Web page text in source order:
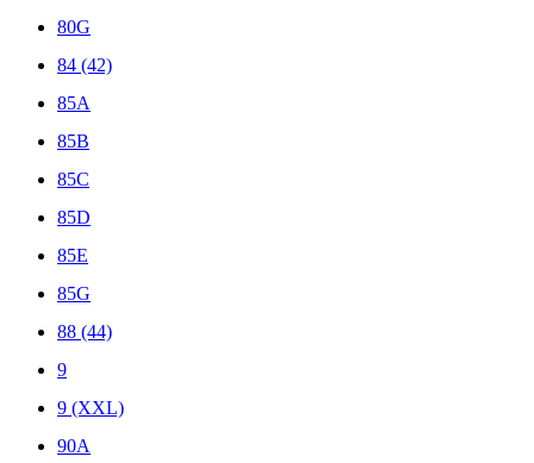
80G
84 (42)
85A
85B
85C
85D
85E
85G
88 (44)
9
9 (XXL)
90A